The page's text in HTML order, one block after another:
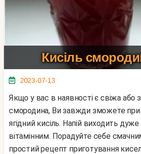
Кисіль
2023-07-13
Якщо у вас в наявності є свіжа або заморожена
смородина, Ви завжди зможете
ягідний кисіль. Напій виходить
вітамінним. Порадуйте себе
простий рецепт приготування